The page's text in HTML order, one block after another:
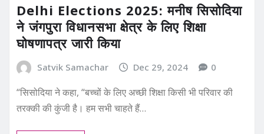
Delhi Elections 2025: मनीष सिसोदिया
ने जंगपुरा विधानसभा क्षेत्र के लिए शिक्षा
घोषणापत्र जारी किया
Satvik Samachar Dec 29, 2024 0
“सिसोदिया ने कहा, “बच्चों के लिए अच्छी शिक्षा किसी भी परिवार की
तरक्की की कुंजी है। हम सभी चाहते हैं…